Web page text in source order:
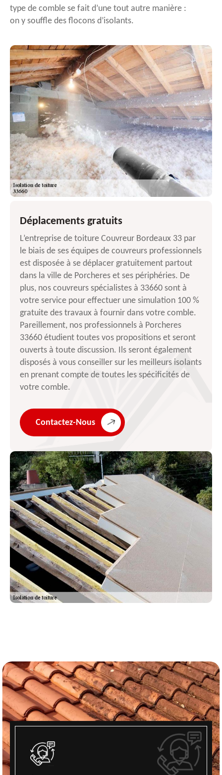
type de comble se fait d’une tout autre manière :
on y souffle des flocons d’isolants.
Déplacements gratuits
L’entreprise de toiture Couvreur Bordeaux 33 par
le biais de ses équipes de couvreurs professionnels
est disposée à se déplacer gratuitement partout
dans la ville de Porcheres et ses périphéries. De
plus, nos couvreurs spécialistes à 33660 sont à
votre service pour effectuer une simulation 100 %
gratuite des travaux à fournir dans votre comble.
Pareillement, nos professionnels à Porcheres
33660 étudient toutes vos propositions et seront
ouverts à toute discussion. Ils seront également
disposés à vous conseiller sur les meilleurs isolants
en prenant compte de toutes les spécificités de
votre comble.
Contactez-Nous